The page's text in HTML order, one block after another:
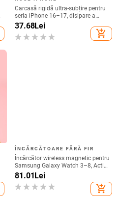
Carcasă rigidă ultra-subțire pentru
seria iPhone 16–17, disipare a
căldurii, protecție totală, anti-cadere
și rezistență la amprente
37.68Lei
add_shopping_cart
ÎNCĂRCĂTOARE FĂRĂ FIR
Încărcător wireless magnetic pentru
Samsung Galaxy Watch 3–8, Active
1/2 • QC2.0 • Încărcare magnetică •
3W / 1A
81.01Lei
add_shopping_cart